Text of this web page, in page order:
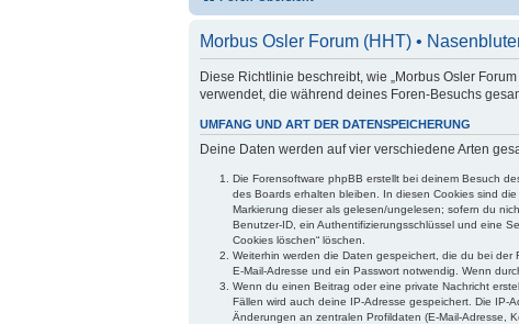
Morbus Osler Forum (HHT) •
Diese Richtlinie beschreibt, wie „Morbus Osler
verwendet, die während deines Foren-Besuchs
UMFANG UND ART DER DATENSPEICHERUNG
Deine Daten werden auf vier verschiedene Arten
Die Forensoftware phpBB erstellt bei deinem Besuch
des Boards erhalten bleiben. In diesen Cookies sind
Markierung dieser als gelesen/ungelesen; sofern du
Benutzer-ID, ein Authentifizierungsschlüssel und eine
Cookies löschen“ löschen.
Weiterhin werden die Daten gespeichert, die du bei
E-Mail-Adresse und ein Passwort notwendig. Wenn
Wenn du einen Beitrag oder eine private Nachricht
Fällen wird auch deine IP-Adresse gespeichert. Die IP-
Änderungen an zentralen Profildaten (E-Mail-Adresse,